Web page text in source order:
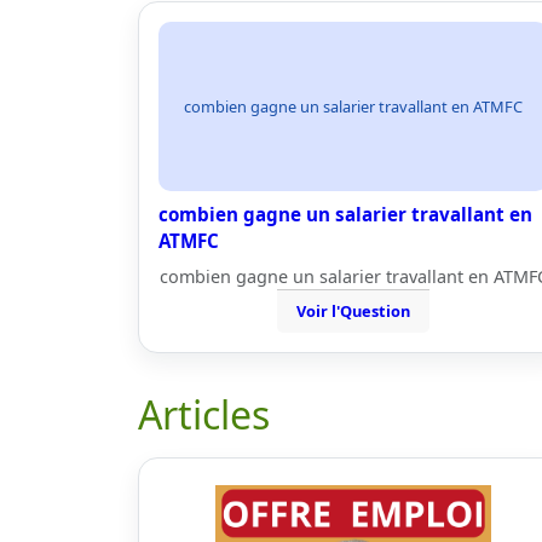
combien gagne un salarier travallant en ATMFC
combien gagne un salarier travallant en
ATMFC
combien gagne un salarier travallant en
Voir l'Question
Articles